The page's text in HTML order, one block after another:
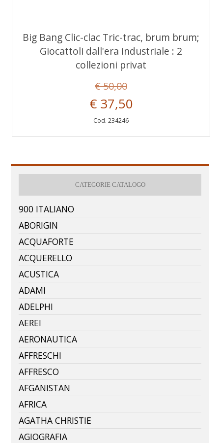
Big Bang Clic-clac Tric-trac, brum brum;
Giocattoli dall'era industriale : 2
collezioni privat
€ 50,00
€ 37,50
Cod. 234246
CATEGORIE CATALOGO
900 ITALIANO
ABORIGIN
ACQUAFORTE
ACQUERELLO
ACUSTICA
ADAMI
ADELPHI
AEREI
AERONAUTICA
AFFRESCHI
AFFRESCO
AFGANISTAN
AFRICA
AGATHA CHRISTIE
AGIOGRAFIA